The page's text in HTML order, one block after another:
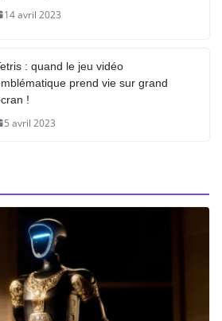
14 avril 2023
: quand le jeu vidéo
prend vie sur grand
!
5 avril 2023